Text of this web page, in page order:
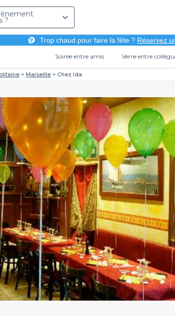
?
Trop chaud pour faire la fête ? Réservez
Soirée entre amis Verre entre
Marseille Chez Ida